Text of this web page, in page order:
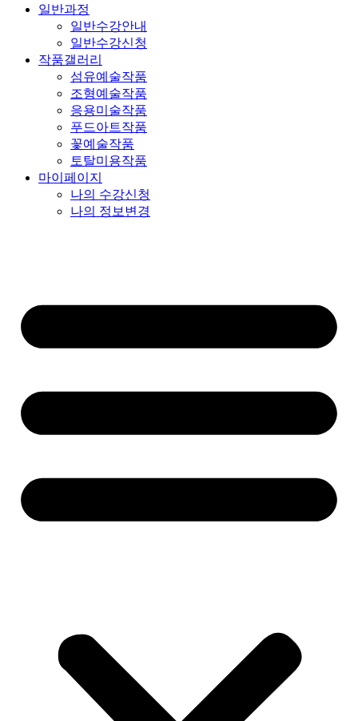
일반과정
일반수강안내
일반수강신청
작품갤러리
섬유예술작품
조형예술작품
응용미술작품
푸드아트작품
꽃예술작품
토탈미용작품
마이페이지
나의 수강신청
나의 정보변경